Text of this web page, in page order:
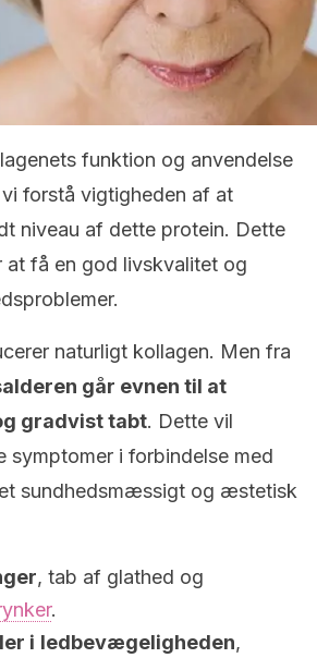
funktion og anvendelse
forstå vigtigheden af at
niveau af dette protein. Dette
at få en god livskvalitet og
naturligt kollagen. Men fra
går evnen til at
gradvist tabt. Dette vil
symptomer i forbindelse med
sundhedsmæssigt og æstetisk
, tab af glathed og
.
i ledbevægeligheden,